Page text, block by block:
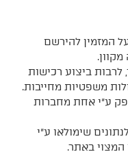
המזמין להירשם
ביצוע רכישות
משפטיות מחייבות.
ע"י אחת מחברות
שימולאו ע"י
המצוי באתר.